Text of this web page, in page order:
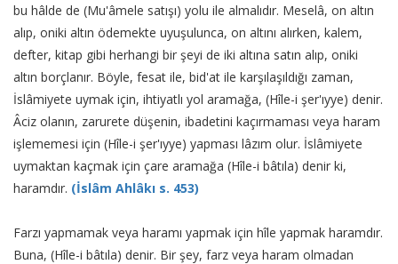
bu hâlde de (Mu'âmele satışı) yolu ile almalıdır. Meselâ, on altın
alıp, oniki altın ödemekte uyuşulunca, on altını alırken, kalem,
defter, kitap gibi herhangi bir şeyi de iki altına satın alıp, oniki
altın borçlanır. Böyle, fesat ile, bid'at ile karşılaşıldığı zaman,
İslâmiyete uymak için, ihtiyatlı yol aramağa, (Hîle-i şer'ıyye) denir.
Âciz olanın, zarurete düşenin, ibadetini kaçırmaması veya haram
işlememesi için (Hîle-i şer'ıyye) yapması lâzım olur. İslâmiyete
uymaktan kaçmak için çare aramağa (Hîle-i bâtıla) denir ki,
haramdır. (İslâm Ahlâkı s. 453)
Farzı yapmamak veya haramı yapmak için hîle yapmak haramdır.
Buna, (Hîle-i bâtıla) denir. Bir şey, farz veya haram olmadan